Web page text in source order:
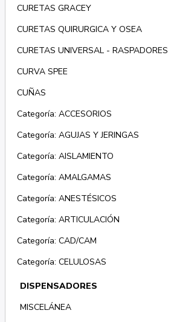
CURETAS GRACEY
CURETAS QUIRURGICA Y OSEA
CURETAS UNIVERSAL - RASPADORES
CURVA SPEE
CUÑAS
Categoría: ACCESORIOS
Categoría: AGUJAS Y JERINGAS
Categoría: AISLAMIENTO
Categoría: AMALGAMAS
Categoría: ANESTÉSICOS
Categoría: ARTICULACIÓN
Categoría: CAD/CAM
Categoría: CELULOSAS
DISPENSADORES
MISCELÁNEA